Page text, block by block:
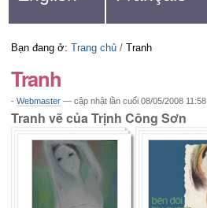
mục
định
hướng
Bạn đang ở: Trang chủ / Tranh
Tranh
- Webmaster — cập nhật lần cuối 08/05/2008 11:58
Tranh vẽ của Trịnh Công Sơn